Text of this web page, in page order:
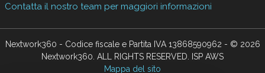
Contatta il nostro team per maggiori informazioni
Nextwork360 - Codice fiscale e Partita IVA 13868590962 - © 2026
Nextwork360. ALL RIGHTS RESERVED. ISP AWS
Mappa del sito